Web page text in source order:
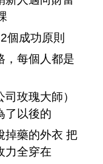
個成功原則
，每個人都是
玫瑰大師）
了以後的
藥的外衣 把
力全穿在